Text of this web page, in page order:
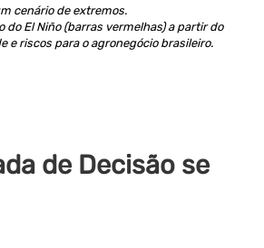
cenário de extremos.
El Niño (barras vermelhas) a partir do
e riscos para o agronegócio brasileiro.
de Decisão se